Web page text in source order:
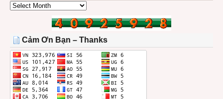
CÁC
THÁNG
Cảm Ơn Bạn – Thanks